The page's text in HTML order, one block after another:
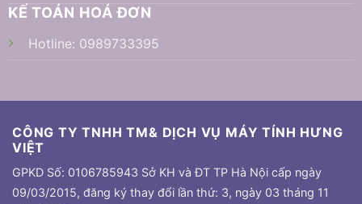
KẾ TOÁN HOÁ ĐƠN
Hotline: 0989733395
CÔNG TY TNHH TM& DỊCH VỤ MÁY TÍNH HƯNG
VIỆT
GPKD Số: 0106785943 Sở KH và ĐT TP Hà Nội cấp ngày
09/03/2015, đăng ký thay đổi lần thứ: 3, ngày 03 tháng 11